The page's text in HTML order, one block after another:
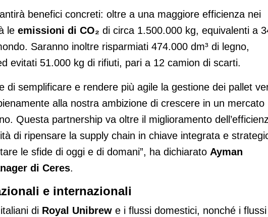
benefici concreti: oltre a una maggiore efficienza nei
le emissioni di CO₂ di circa 1.500.000 kg, equivalenti a
Saranno inoltre risparmiati 474.000 dm³ di legno,
evitati 51.000 kg di rifiuti, pari a 12 camion di scarti.
di semplificare e rendere più agile la gestione dei pallet
alla nostra ambizione di crescere in un mercato
Questa partnership va oltre il miglioramento
di ripensare la supply chain in chiave integrata e
le sfide di oggi e di domani”, ha dichiarato Ayman
di Ceres.
e internazionali
di Royal Unibrew e i flussi domestici, nonché i flussi